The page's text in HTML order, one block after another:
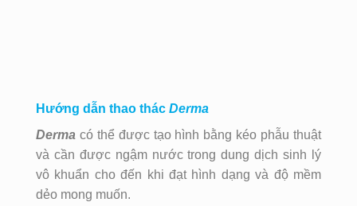
Hướng dẫn thao thác Derma
Derma có thể được tạo hình bằng kéo phẫu thuật
và cần được ngậm nước trong dung dịch sinh lý
vô khuẩn cho đến khi đạt hình dạng và độ mềm
dẻo mong muốn.